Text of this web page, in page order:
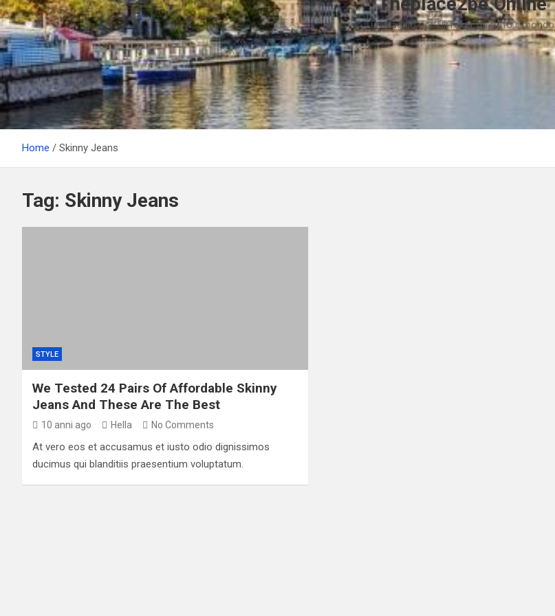
un viaggio coi TikToker da tutto il mondo
Home Skinny Jeans
Tag: Skinny Jeans
STYLE
We Tested 24 Pairs Of Affordable Skinny
Jeans And These Are The Best
10 anni ago Hella No Comments
At vero eos et accusamus et iusto odio dignissimos
ducimus qui blanditiis praesentium voluptatum.